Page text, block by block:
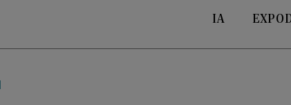
IA